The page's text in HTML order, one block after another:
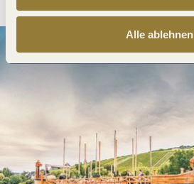
Alle ablehnen